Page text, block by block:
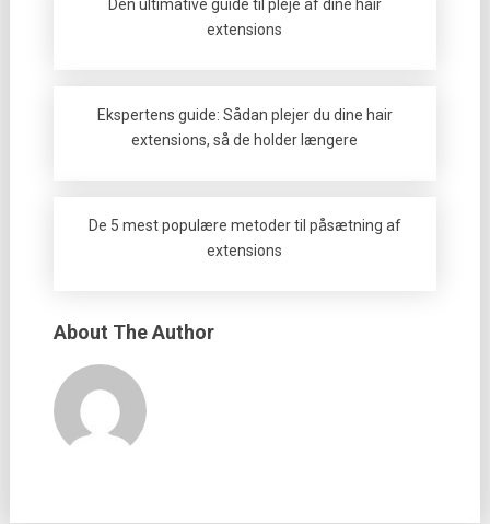
Den ultimative guide til pleje af dine hair
extensions
Ekspertens guide: Sådan plejer du dine hair
extensions, så de holder længere
De 5 mest populære metoder til påsætning af
extensions
About The Author